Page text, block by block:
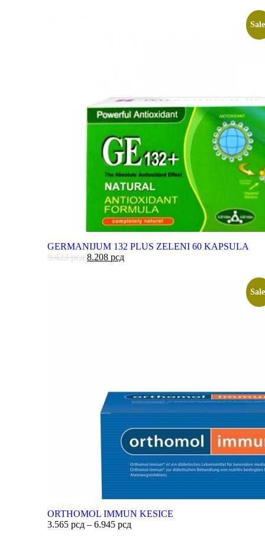
GERMANIJUM 132 PLUS ZELENI 60 KAPSULA
9.423рсд 8.208 рсд
ORTHOMOL IMMUN KESICE
3.565 рсд – 6.945 рсд